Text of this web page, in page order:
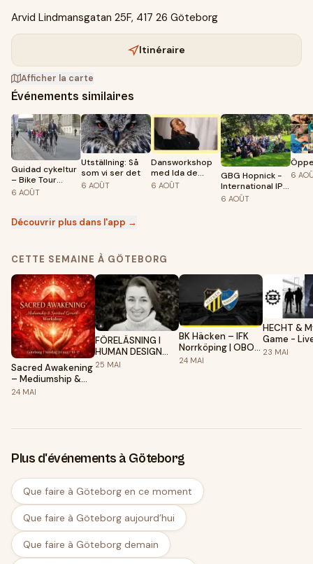
Arvid Lindmansgatan 25F, 417 26 Göteborg
Itinéraire
Afficher la carte
Événements similaires
Guidad cykeltur
– Bike Tour
Göteborg
6 AOÛT
Utställning: Så
som vi ser det
6 AOÛT
Dansworkshop
med Ida de
Blanche
6 AOÛT
GBG Hopnick -
International IPA
Day 2026
6 AOÛT
6
Découvrir plus dans l'app →
CETTE SEMAINE À GÖTEBORG
Sacred Awakening
– Mediumship &
Spiritual Growth -
24 MAI
FÖRELÄSNING I
HUMAN DESIGN
MED NINA
25 MAI
BK Häcken – IFK
Norrköping | OBOS
Damallsvenskan
24 MAI
HECHT &
Game -
Sad Robot
23 MAI
Plus d'événements à Göteborg
Que faire à Göteborg en ce moment
Que faire à Göteborg aujourd’hui
Que faire à Göteborg demain